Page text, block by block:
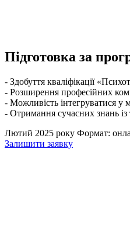
Підготовка за
- Здобуття кваліфікації
- Розширення професійних
- Можливість інтегруватися у
- Отримання сучасних знань із
Лютий 2025 року Формат:
Залишити заявку